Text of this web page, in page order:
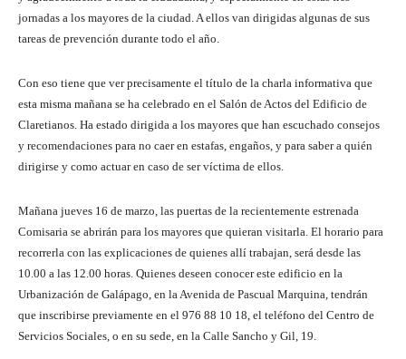
jornadas a los mayores de la ciudad. A ellos van dirigidas algunas de sus
tareas de prevención durante todo el año.
Con eso tiene que ver precisamente el título de la charla informativa que
esta misma mañana se ha celebrado en el Salón de Actos del Edificio de
Claretianos. Ha estado dirigida a los mayores que han escuchado consejos
y recomendaciones para no caer en estafas, engaños, y para saber a quién
dirigirse y como actuar en caso de ser víctima de ellos.
Mañana jueves 16 de marzo, las puertas de la recientemente estrenada
Comisaria se abrirán para los mayores que quieran visitarla. El horario para
recorrerla con las explicaciones de quienes allí trabajan, será desde las
10.00 a las 12.00 horas. Quienes deseen conocer este edificio en la
Urbanización de Galápago, en la Avenida de Pascual Marquina, tendrán
que inscribirse previamente en el 976 88 10 18 , el teléfono del Centro de
Servicios Sociales, o en su sede, en la Calle Sancho y Gil, 19.